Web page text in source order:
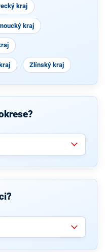
kraj
kraj
Zlínský kraj